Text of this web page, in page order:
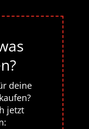
deine
jetzt